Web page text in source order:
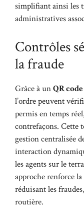
simplifiant ainsi les
administratives
Contrôles
la fraude
Grâce à unQR
l’ordre peuvent
permis en temps
contrefaçons. Cette
gestion centralisée
interaction
les agents sur le
approche renforce
réduisant les
routière.